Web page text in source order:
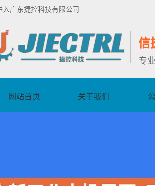
入广东捷控科技有限公司
信
专
网站首页 关于我们